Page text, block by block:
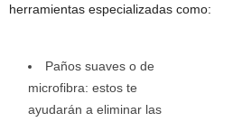
herramientas especializadas como:
Paños suaves o de
microfibra: estos te
ayudarán a eliminar las